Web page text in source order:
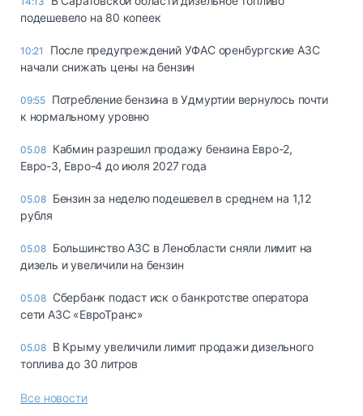
подешевело на 80 копеек
10:21
После предупреждений УФАС оренбургские АЗС
начали снижать цены на бензин
09:55 Потребление бензина в Удмуртии вернулось почти
к нормальному уровню
05.08 Кабмин разрешил продажу бензина Евро-2,
Евро-3, Евро-4 до июля 2027 года
05.08 Бензин за неделю подешевел в среднем на 1,12
рубля
05.08 Большинство АЗС в Ленобласти сняли лимит на
дизель и увеличили на бензин
05.08 Сбербанк подаст иск о банкротстве оператора
сети АЗС «ЕвроТранс»
05.08 В Крыму увеличили лимит продажи дизельного
топлива до 30 литров
Все новости